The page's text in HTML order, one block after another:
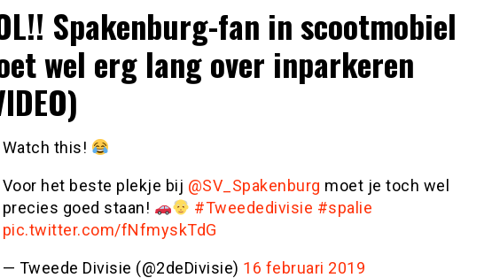
Spakenburg-fan in scootmobiel
wel erg lang over inparkeren
Watch this!
Voor het beste plekje bij @SV_Spakenburg moet je toch wel
precies goed staan!
#Tweededivisie #spalie
pic.twitter.com/fNfmyskTdG
— Tweede Divisie (@2deDivisie) 16 februari 2019